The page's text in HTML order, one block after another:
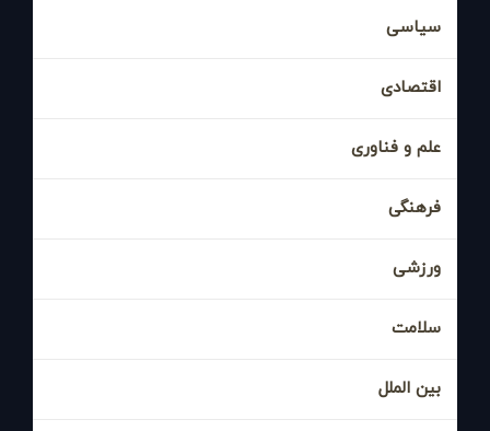
سیاسی
اقتصادی
علم و فناوری
فرهنگی
ورزشی
سلامت
بین الملل